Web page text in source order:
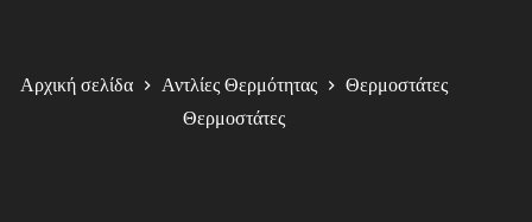
Αρχική σελίδα Αντλίες Θερμότητας
Θερμοστάτες
Θερμοστάτες